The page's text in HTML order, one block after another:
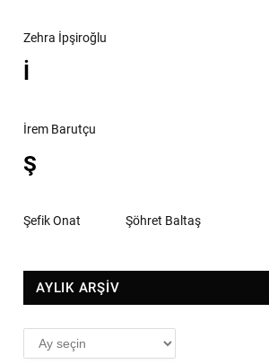
Zehra İpşiroğlu
İ
İrem Barutçu
Ş
Şefik Onat Şöhret Baltaş
AYLIK ARŞİV
AYLIK
ARŞİV